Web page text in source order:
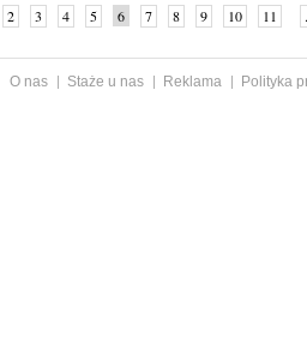
2 3 4 5 6 7 8 9 10 11
O nas Staże u nas Reklama
Polityka